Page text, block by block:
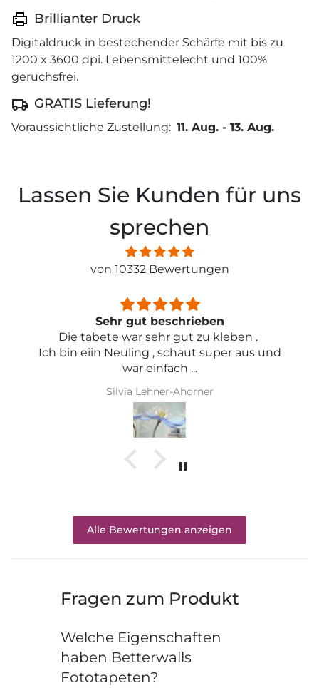
Brillianter Druck
Digitaldruck in bestechender Schärfe mit bis zu
1200 x 3600 dpi. Lebensmittelecht und 100%
geruchsfrei.
GRATIS Lieferung!
Voraussichtliche Zustellung: 11. Aug. - 13. Aug.
Lassen Sie Kunden für uns
sprechen
von 10332 Bewertungen
Sehr gut beschrieben
Die tabete war sehr gut zu kleben .
Ich bin eiin Neuling , schaut super aus und
war einfach ...
Silvia Lehner-Ahorner
Alle Bewertungen anzeigen
Fragen zum Produkt
Welche Eigenschaften
haben Betterwalls
Fototapeten?